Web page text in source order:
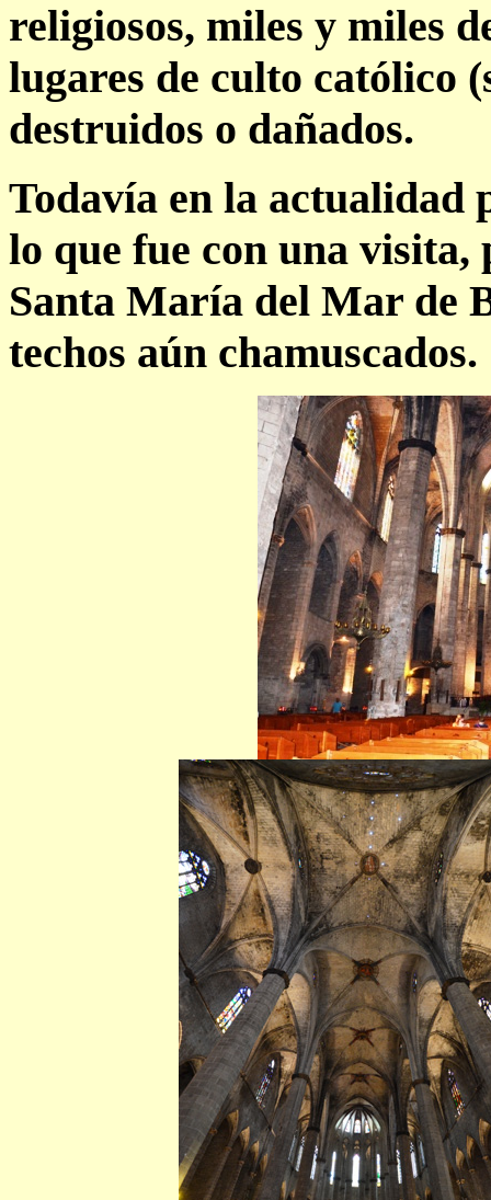
religiosos, miles y miles
lugares de culto católico
destruidos o dañados.
Todavía en la actualidad
lo que fue con una
Santa María del Mar de
techos aún chamuscados.